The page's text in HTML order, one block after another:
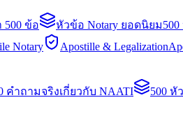
ข้อ หัวข้อ Notary ยอดนิยม
Notary Apostille & Legalization
คำถามจริงเกี่ยวกับ NAATI 500 หั